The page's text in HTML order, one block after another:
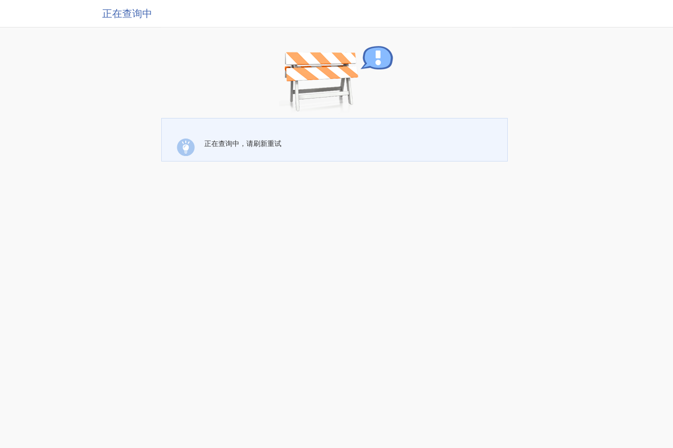
正在查询中
正在查询中，请刷新重试